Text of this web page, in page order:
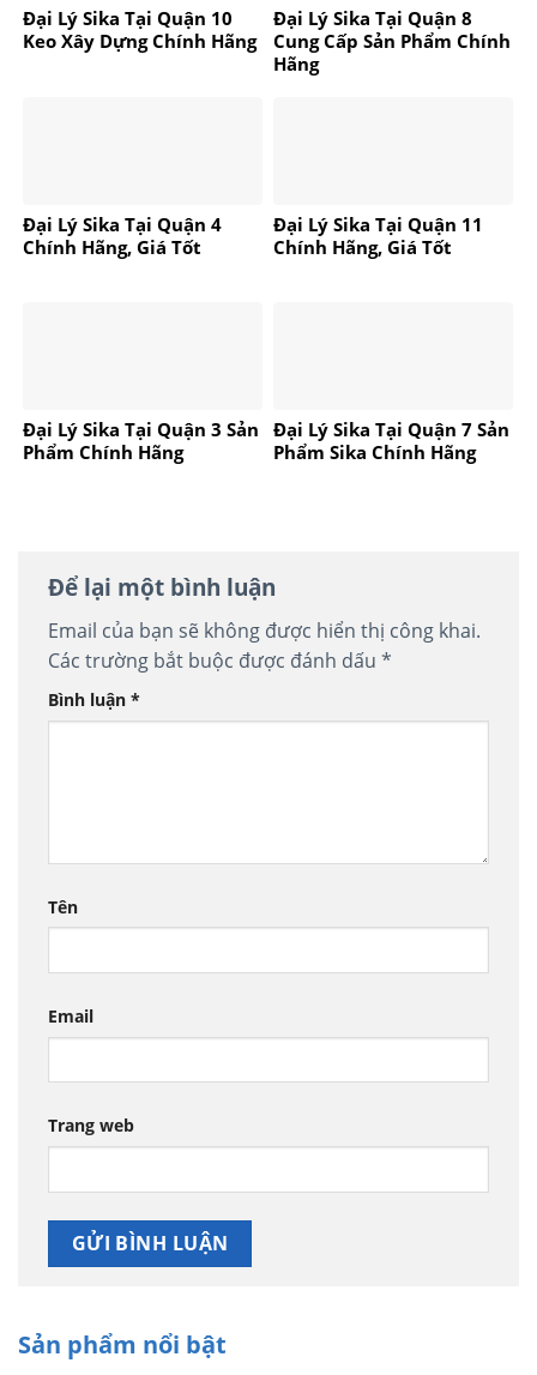
Đại Lý Sika Tại Quận 10
Keo Xây Dựng Chính Hãng
Đại Lý Sika Tại Quận 8
Cung Cấp Sản Phẩm Chính
Hãng
Đại Lý Sika Tại Quận 4
Chính Hãng, Giá Tốt
Đại Lý Sika Tại Quận 11
Chính Hãng, Giá Tốt
Đại Lý Sika Tại Quận 3 Sản
Phẩm Chính Hãng
Đại Lý Sika Tại Quận 7 Sản
Phẩm Sika Chính Hãng
Để lại một bình luận
Email của bạn sẽ không được hiển thị công khai.
Các trường bắt buộc được đánh dấu *
Bình luận *
Tên
Email
Trang web
Sản phẩm nổi bật